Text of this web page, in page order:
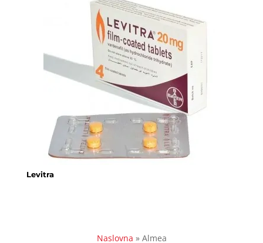
Levitra
Naslovna » Almea